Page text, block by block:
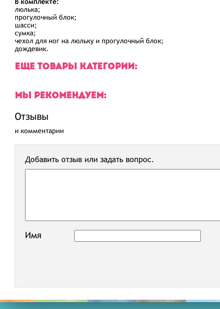
люлька;
прогулочный блок;
шасси;
сумка;
чехол для ног на люльку и прогулочный блок;
дождевик.
ЕЩЕ ТОВАРЫ КАТЕГОРИИ:
МЫ РЕКОМЕНДУЕМ:
Отзывы
и комментарии
Добавить отзыв или задать вопрос.
Имя